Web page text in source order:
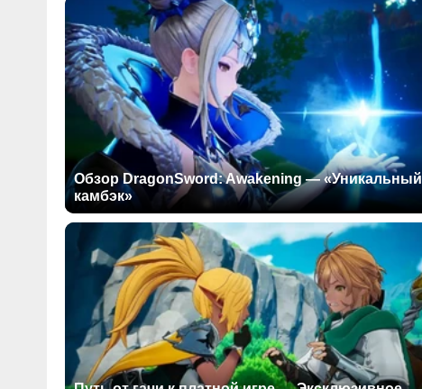
Обзор DragonSword: Awakening — «Уникальный
камбэк»